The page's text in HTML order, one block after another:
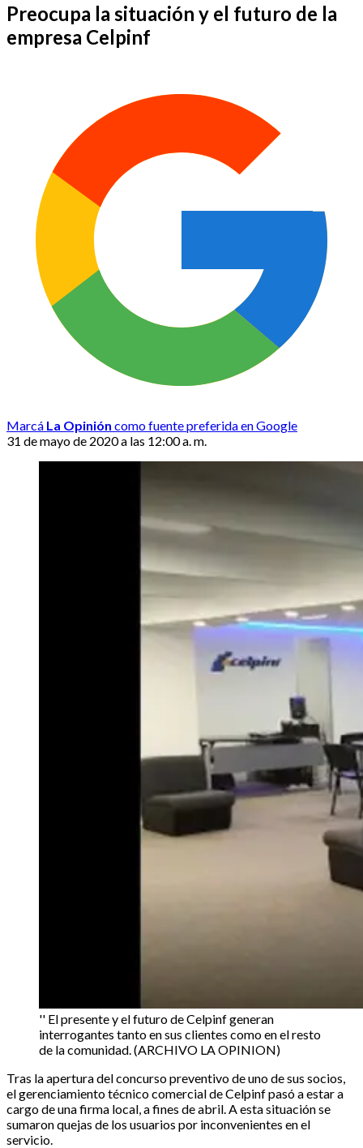
Preocupa la situación y el futuro de la
empresa Celpinf
Marcá La Opinión como fuente preferida en Google
31 de mayo de 2020 a las 12:00 a. m.
'' El presente y el futuro de Celpinf generan
interrogantes tanto en sus clientes como en el resto
de la comunidad. (ARCHIVO LA OPINION)
Tras la apertura del concurso preventivo de uno de sus socios,
el gerenciamiento técnico comercial de Celpinf pasó a estar a
cargo de una firma local, a fines de abril. A esta situación se
sumaron quejas de los usuarios por inconvenientes en el
servicio.